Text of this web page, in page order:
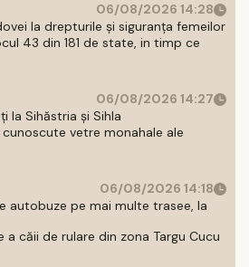
06/08/2026 14:28
la drepturile și siguranța femeilor
43 din 181 de state, in timp ce
06/08/2026 14:27
la Sihăstria și Sihla
vetre monahale ale
06/08/2026 14:18
autobuze pe mai multe trasee, la
a căii de rulare din zona Targu Cucu